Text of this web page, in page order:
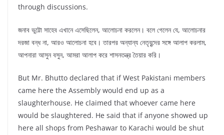
through discussions.
জনাব ভুট্টো সাহেব এখানে এসেছিলেন, আলোচনা করলেন। বলে গেলেন যে, আলোচনার
দরজা বন্ধ না, আরও আলোচনা হবে। তারপর অন্যান্য নেতৃবৃন্দের সঙ্গে আলাপ করলাম,
আপনারা আসুন বসুন, আমরা আলাপ করে শাসনতন্ত্র তৈয়ার করি।
But Mr. Bhutto declared that if West Pakistani members
came here the Assembly would end up as a
slaughterhouse. He claimed that whoever came here
would be slaughtered. He said that if anyone showed up
here all shops from Peshawar to Karachi would be shut